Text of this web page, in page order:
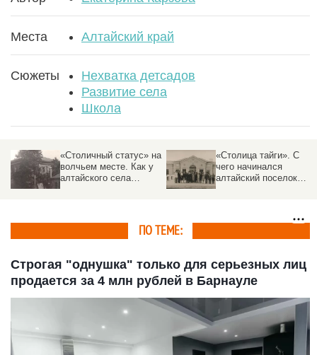
Места Алтайский край
Сюжеты
Нехватка детсадов
Развитие села
Школа
«Столица тайги». С
чего начинался
алтайский поселок
Платтдойч в
землянках. С чего
началось алтайское
ПО ТЕМЕ:
Строгая "однушка" только для серьезных лиц
продается за 4 млн рублей в Барнауле